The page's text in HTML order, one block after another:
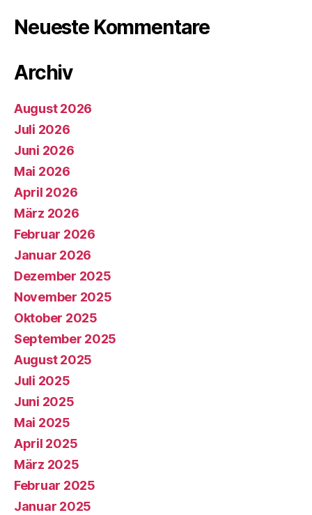
Neueste Kommentare
Archiv
August 2026
Juli 2026
Juni 2026
Mai 2026
April 2026
März 2026
Februar 2026
Januar 2026
Dezember 2025
November 2025
Oktober 2025
September 2025
August 2025
Juli 2025
Juni 2025
Mai 2025
April 2025
März 2025
Februar 2025
Januar 2025